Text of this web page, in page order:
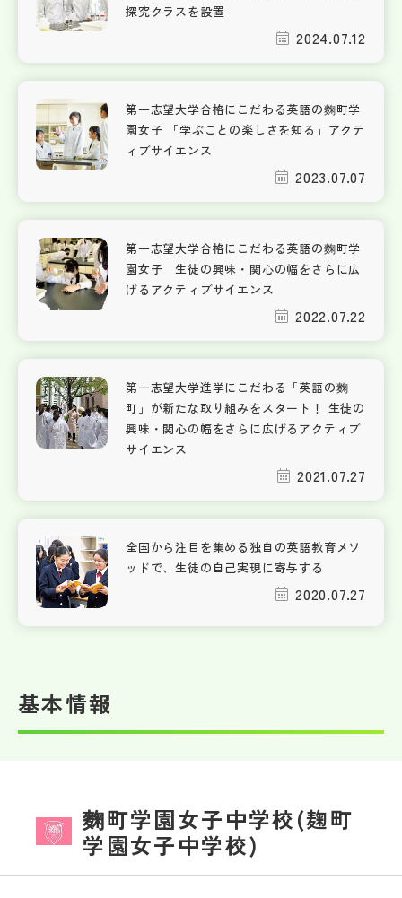
探究クラスを設置
2024.07.12
第一志望大学合格にこだわる英語の麴町学
園女子 「学ぶことの楽しさを知る」アクテ
ィブサイエンス
2023.07.07
第一志望大学合格にこだわる英語の麴町学
園女子 生徒の興味・関心の幅をさらに広
げるアクティブサイエンス
2022.07.22
第一志望大学進学にこだわる「英語の麴
町」が新たな取り組みをスタート！ 生徒の
興味・関心の幅をさらに広げるアクティブ
サイエンス
2021.07.27
全国から注目を集める独自の英語教育メソ
ッドで、生徒の自己実現に寄与する
2020.07.27
基本情報
麴町学園女子中学校(麹町
学園女子中学校)